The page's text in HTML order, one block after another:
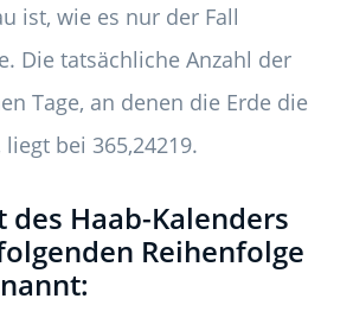
ist, wie es nur der Fall
Die tatsächliche Anzahl der
Tage, an denen die Erde die
bei 365,24219.
des Haab-Kalenders
Reihenfolge